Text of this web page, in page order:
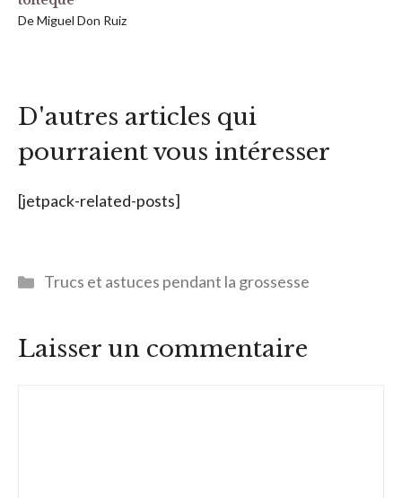
De Miguel Don Ruiz
D'autres articles qui
pourraient vous intéresser
[jetpack-related-posts]
Catégories
Trucs et astuces pendant la grossesse
Laisser un commentaire